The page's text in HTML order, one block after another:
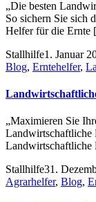
„Die besten
So sichern Sie sich
Helfer für die
Stallhilfe1. Januar
Blog, Erntehelfer,
„Maximieren Sie
Landwirtschaftliche
Stallhilfe31.
Agrarhelfer, Blog,